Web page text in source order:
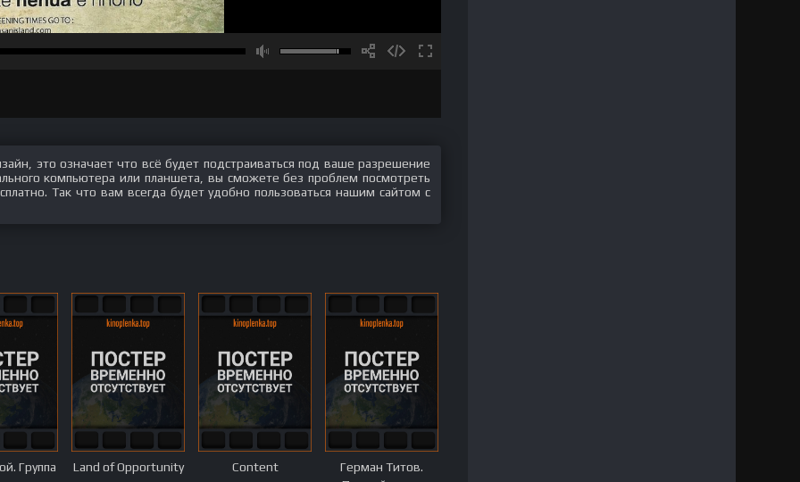
это означает что всё будет подстраиваться под ваше разрешение
компьютера или планшета, вы сможете без проблем посмотреть
Так что вам всегда будет удобно пользоваться нашим сайтом с
Группа
Land of Opportunity Content
Герман Титов.